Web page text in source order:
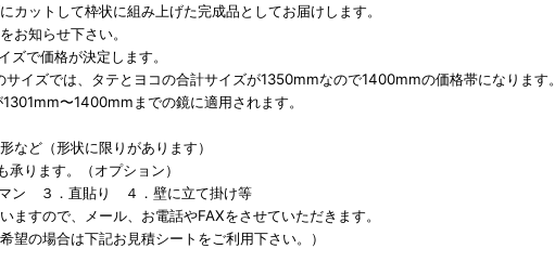
カットして枠状に組み上げた完成品としてお届けします。
お知らせ下さい。
で価格が決定します。
ズでは、タテとヨコの合計サイズが1350mmなので1400mmの価格帯になります。
〜1400mmまでの鏡に適用されます。
など（形状に限りがあります）
ります。（オプション）
ン ３．直貼り ４．壁に立て掛け等
ますので、メール、お電話やFAXをさせていただきます。
の場合は下記お見積シートをご利用下さい。）